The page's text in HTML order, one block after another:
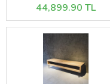
44,899.90 TL